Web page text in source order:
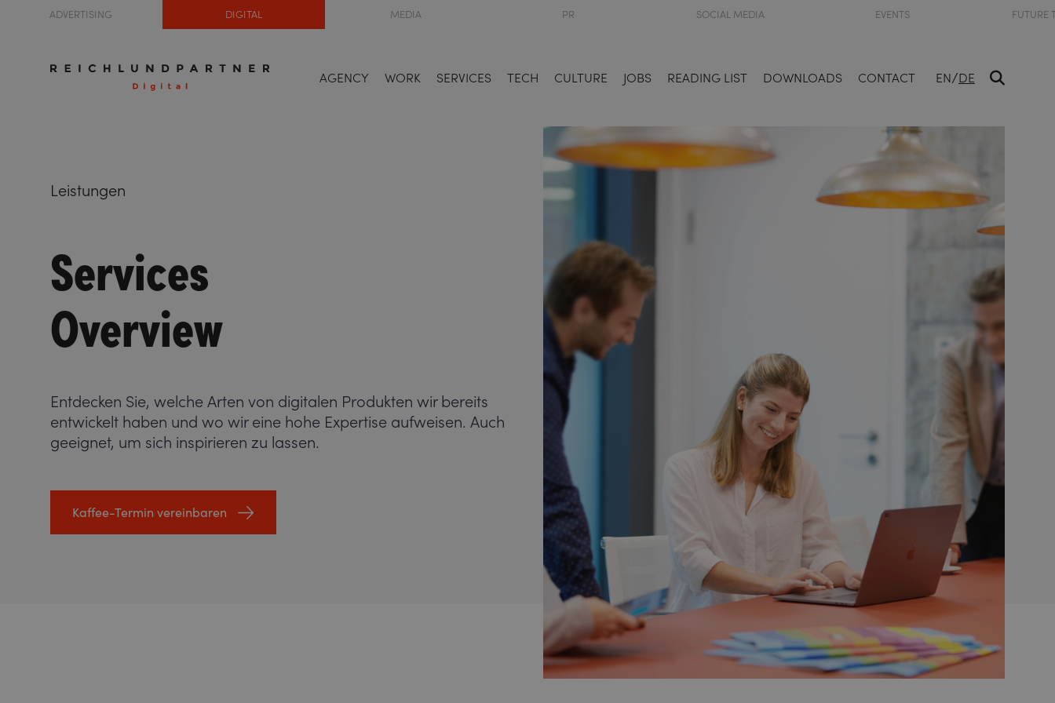
ADVERTISING DIGITAL MEDIA PR SOCIAL MEDIA EVENTS FUTURE
AGENCY WORK SERVICES TECH CULTURE JOBS READING LIST DOWNLOADS CONTACT EN/DE
Leistungen
Services
Overview
Entdecken Sie, welche Arten von digitalen Produkten wir bereits
entwickelt haben und wo wir eine hohe Expertise aufweisen. Auch
geeignet, um sich inspirieren zu lassen.
Kaffee-Termin vereinbaren